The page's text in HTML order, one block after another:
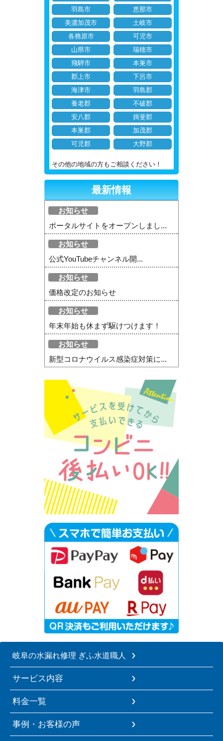
羽島市
恵那市
美濃加茂市
土岐市
各務原市
可児市
山県市
瑞穂市
飛騨市
本巣市
郡上市
下呂市
海津市
羽島郡
養老郡
不破郡
安八郡
揖斐郡
本巣郡
加茂郡
可児郡
大野郡
その他の地域の方もご相談ください！
最新情報
お知らせ
ポータルサイトをオープンしまし...
お知らせ
公式YouTubeチャンネル開...
お知らせ
価格改定のお知らせ
お知らせ
年末年始も休まず駆けつけます！
お知らせ
新型コロナウイルス感染症対策に...
岐阜の水漏れ修理 ぎふ水道職人
サービス内容
料金一覧
事例・お客様の声